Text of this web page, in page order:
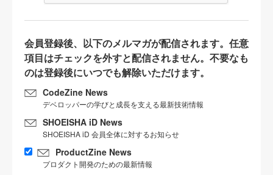
会員登録後、以下のメルマガが配信されます。任意
項目はチェックを外すと配信されません。不要なも
のは登録後にいつでも解除いただけます。
CodeZine News
デベロッパーの学びと成長を支える最新技術情報
SHOEISHA iD News
SHOEISHA iD 会員全体に対するお知らせ
ProductZine News
プロダクト開発のための最新情報